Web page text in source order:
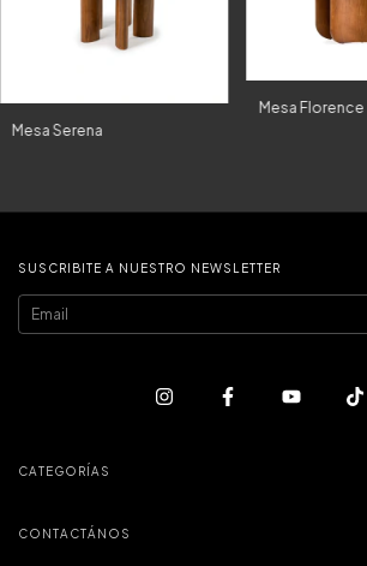
Mesa Serena
Mesa Florence
SUSCRIBITE A NUESTRO NEWSLETTER
CATEGORÍAS
CONTACTÁNOS